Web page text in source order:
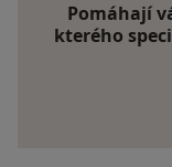
Pomáhají
kterého